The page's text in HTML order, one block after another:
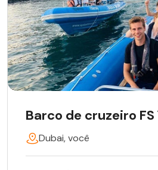
Barco de cruzeiro FS
Dubai, você